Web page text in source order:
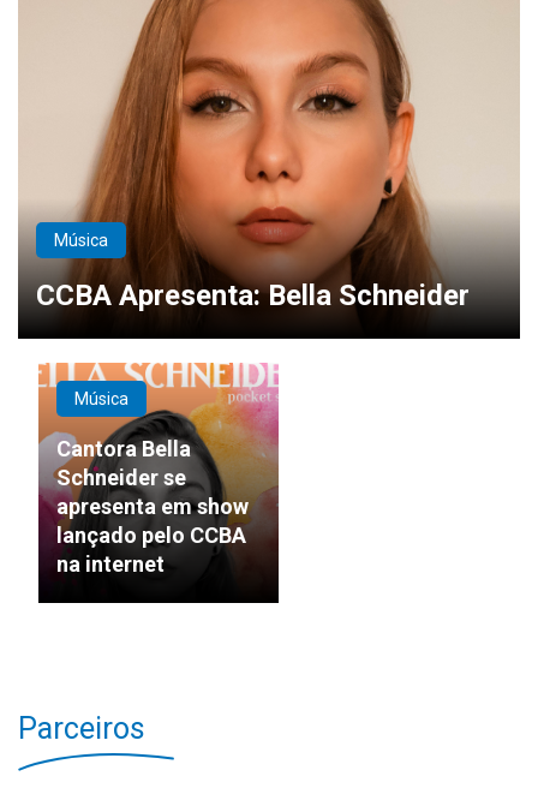
Música
CCBA Apresenta: Bella Schneider
Música
Cantora Bella
Schneider se
apresenta em show
lançado pelo CCBA
na internet
Parceiros